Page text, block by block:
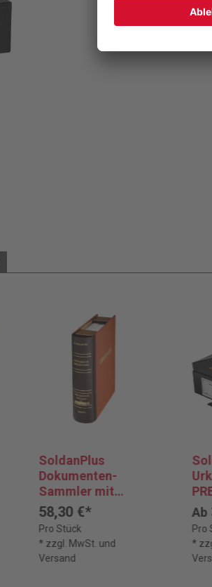
SoldanPlus
Dokumenten-
Sammler mit
Klemm-Mechanik
58,30 €*
Pro Stück
* zzgl. MwSt. und
Versand
Ab
Pro
*